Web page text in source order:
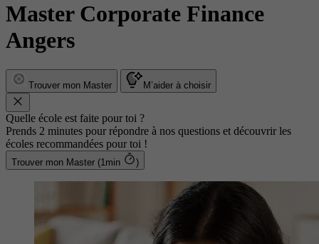
Master Corporate Finance
Angers
Trouver mon Master M’aider à choisir
Quelle école est faite pour toi ?
Prends 2 minutes pour répondre à nos questions et découvrir les
écoles recommandées pour toi !
Trouver mon Master (1min )